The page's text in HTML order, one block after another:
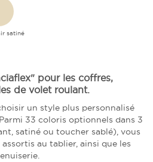
satiné
pour les coffres,
de volet roulant.
un style plus personnalisé
33 coloris optionnels dans 3
satiné ou toucher sablé), vous
au tablier, ainsi que les